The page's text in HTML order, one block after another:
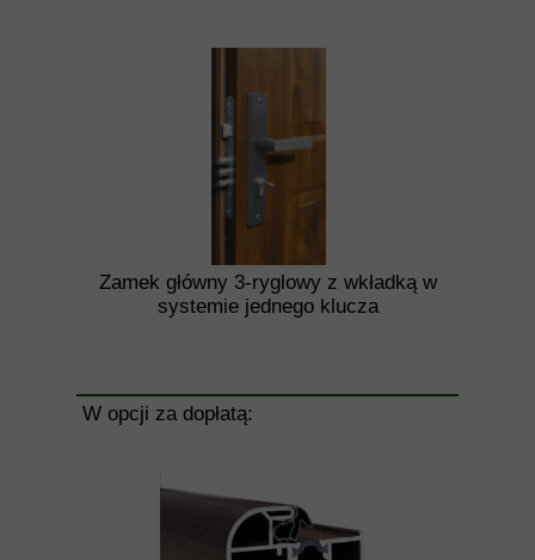
Zamek główny 3-ryglowy z wkładką w
systemie jednego klucza
W opcji za dopłatą: